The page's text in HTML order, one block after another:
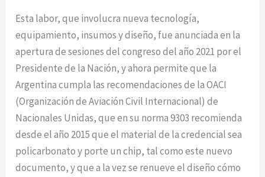
Esta labor, que involucra nueva tecnología,
equipamiento, insumos y diseño, fue anunciada en la
apertura de sesiones del congreso del año 2021 por el
Presidente de la Nación, y ahora permite que la
Argentina cumpla las recomendaciones de la OACI
(Organización de Aviación Civil Internacional) de
Nacionales Unidas, que en su norma 9303 recomienda
desde el año 2015 que el material de la credencial sea
policarbonato y porte un chip, tal como este nuevo
documento, y que a la vez se renueve el diseño cómo